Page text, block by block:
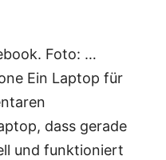
Foto: …
Ein Laptop für
dass gerade
und funktioniert